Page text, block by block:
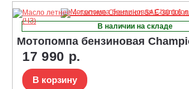
В наличии на складе
Мотопомпа бензиновая
17 990 р.
В корзину